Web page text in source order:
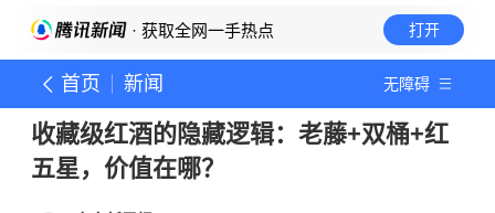
· 获取全网一手热点 打开
首页 新闻 无障碍
收藏级红酒的隐藏逻辑：老藤+双桶+红
五星，价值在哪？